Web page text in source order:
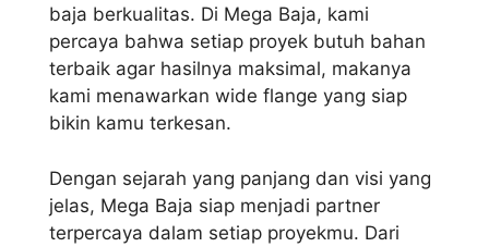
baja berkualitas. Di Mega Baja, kami
percaya bahwa setiap proyek butuh bahan
terbaik agar hasilnya maksimal, makanya
kami menawarkan wide flange yang siap
bikin kamu terkesan.
Dengan sejarah yang panjang dan visi yang
jelas, Mega Baja siap menjadi partner
terpercaya dalam setiap proyekmu. Dari